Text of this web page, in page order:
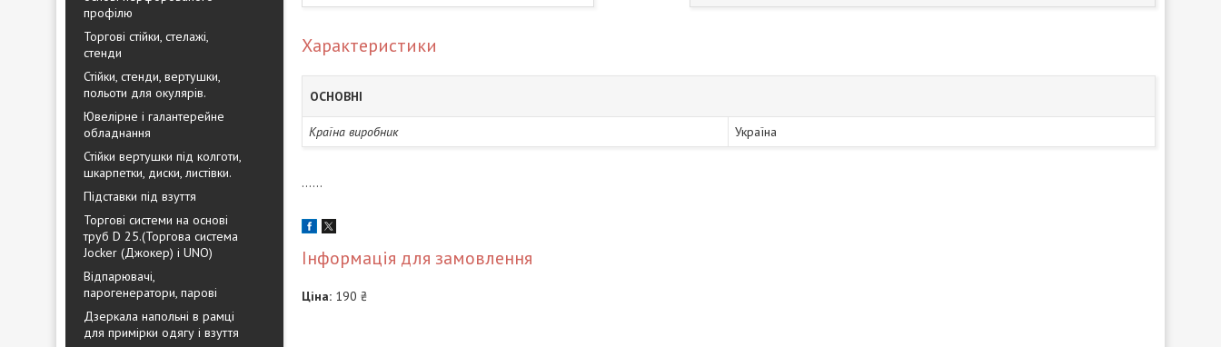
профілю
Торгові стійки, стелажі,
стенди
Стійки, стенди, вертушки,
польоти для окулярів.
Ювелірне і галантерейне
обладнання
Стійки вертушки під колготи,
шкарпетки, диски, листівки.
Підставки під взуття
Торгові системи на основі
труб D 25.(Торгова система
Jocker (Джокер) і UNO)
Відпарювачі,
парогенератори, парові
Дзеркала напольні в рамці
для примірки одягу і взуття
Характеристики
ОСНОВНІ
Країна виробник Україна
......
Інформація для замовлення
Ціна: 190 ₴